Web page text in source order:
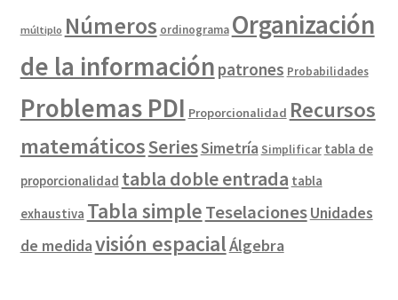
múltiplo Números ordinograma Organización
de la información patrones Probabilidades
Problemas PDI Proporcionalidad Recursos
matemáticosSeriesSimetría Simplificar tabla de
proporcionalidad tabla doble entrada tabla
exhaustiva Tabla simpleTeselacionesUnidades
de medidavisión espacialÁlgebra